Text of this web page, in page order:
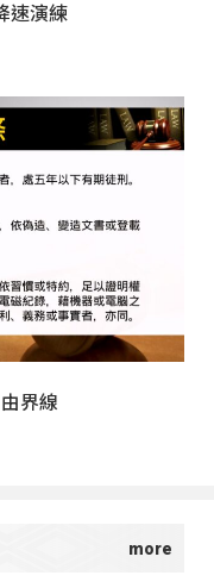
速演練
界線